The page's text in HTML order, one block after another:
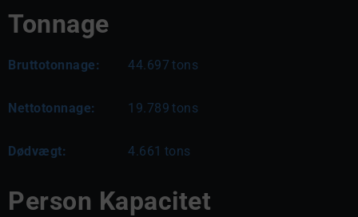
Tonnage
Bruttotonnage: 44.697 tons
Nettotonnage: 19.789 tons
Dødvægt: 4.661 tons
Person Kapacitet